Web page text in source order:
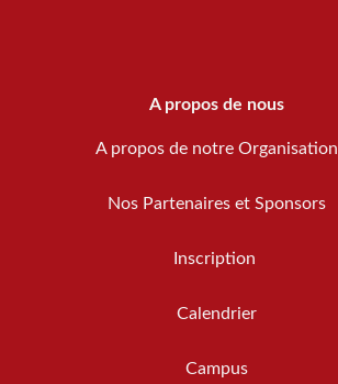
A propos de nous
A propos de notre Organisation
Nos Partenaires et Sponsors
Inscription
Calendrier
Campus